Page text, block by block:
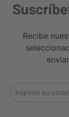
Recibe